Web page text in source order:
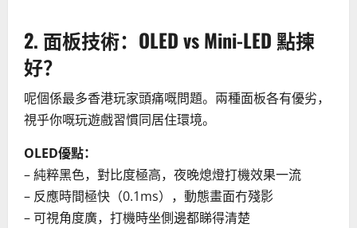
2. 面板技術：OLED vs Mini-LED 點揀
好？
呢個係最多香港玩家頭痛嘅問題。兩種面板各有優劣，
視乎你嘅玩遊戲習慣同居住環境。
OLED優點：
– 純粹黑色，對比度極高，夜晚熄燈打機效果一流
– 反應時間極快（0.1ms），動態畫面冇殘影
– 可視角度廣，打機時坐側邊都睇得清楚